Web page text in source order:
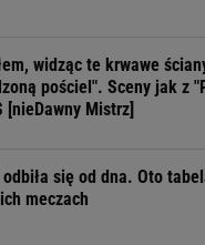
widząc te krwawe
pościel". Sceny jak z
[nieDawny Mistrz]
się od dna. Oto
meczach